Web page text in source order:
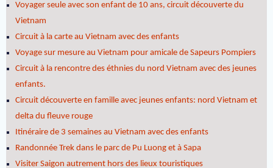
Voyager seule avec son enfant de 10 ans, circuit découverte du
Vietnam
Circuit à la carte au Vietnam avec des enfants
Voyage sur mesure au Vietnam pour amicale de Sapeurs Pompiers
Circuit à la rencontre des éthnies du nord Vietnam avec des jeunes
enfants.
Circuit découverte en famille avec jeunes enfants: nord Vietnam et
delta du fleuve rouge
Itinéraire de 3 semaines au Vietnam avec des enfants
Randonnée Trek dans le parc de Pu Luong et à Sapa
Visiter Saigon autrement hors des lieux touristiques